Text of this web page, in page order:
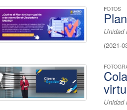
FOTOS
Unidad
(2021-
Unidad